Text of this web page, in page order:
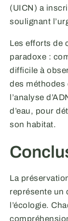
(UICN) a
soulignant
Les efforts de
paradoxe :
difficile à
des méthodes
l’analyse
d’eau, pour
son habitat.
La
représente un
l’écologie.